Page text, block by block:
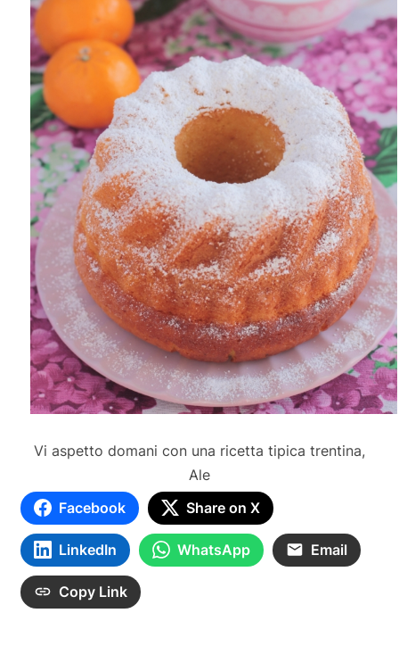
Vi aspetto domani con una ricetta tipica trentina,
Ale
Facebook
Share on X
LinkedIn WhatsApp Email
Copy Link